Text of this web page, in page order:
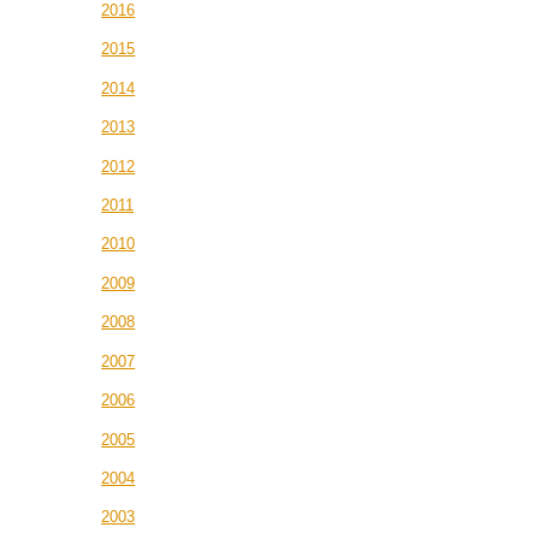
2016
2015
2014
2013
2012
2011
2010
2009
2008
2007
2006
2005
2004
2003